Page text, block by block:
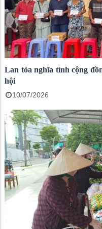
Lan tỏa nghĩa tình cộng
hội
10/07/2026